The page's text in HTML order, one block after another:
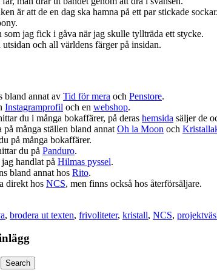
är att de en dag ska hamna på ett par stickade sockar.
jag fick i gåva när jag skulle tyllträda ett stycke.
och all världens färger på insidan.
bland annat av Tid för mera och Penstore.
Instagramprofil och en webshop.
du i många bokaffärer, på deras hemsida säljer de
många ställen bland annat Oh la Moon och
på många bokaffärer.
du på Panduro.
handlat på Hilmas pyssel.
bland annat hos Rito.
direkt hos NCS, men finns också hos återförsäljare.
, brodera ut texten, frivoliteter, kristall, NCS,